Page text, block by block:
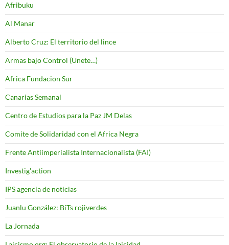
Afribuku
Al Manar
Alberto Cruz: El territorio del lince
Armas bajo Control (Unete…)
Africa Fundacion Sur
Canarias Semanal
Centro de Estudios para la Paz JM Delas
Comite de Solidaridad con el Africa Negra
Frente Antiimperialista Internacionalista (FAI)
Investig'action
IPS agencia de noticias
Juanlu González: BiTs rojiverdes
La Jornada